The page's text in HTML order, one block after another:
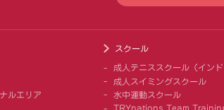
ルエリア
スクール
成人テニススクール（インド
成人スイミングスクール
水中運動スクール
TRYnations Team